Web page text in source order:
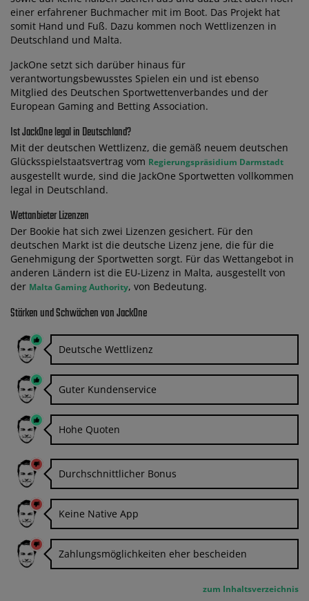
einer erfahrener Buchmacher mit im Boot. Das Projekt hat
somit Hand und Fuß. Dazu kommen noch Wettlizenzen in
Deutschland und Malta.
JackOne setzt sich darüber hinaus für
verantwortungsbewusstes Spielen ein und ist ebenso
Mitglied des Deutschen Sportwettenverbandes und der
European Gaming and Betting Association.
Ist JackOne legal in Deutschland?
Mit der deutschen Wettlizenz, die gemäß neuem deutschen
Glücksspielstaatsvertrag vom Regierungspräsidium Darmstadt
ausgestellt wurde, sind die JackOne Sportwetten vollkommen
legal in Deutschland.
Wettanbieter Lizenzen
Der Bookie hat sich zwei Lizenzen gesichert. Für den
deutschen Markt ist die deutsche Lizenz jene, die für die
Genehmigung der Sportwetten sorgt. Für das Wettangebot in
anderen Ländern ist die EU-Lizenz in Malta, ausgestellt von
der Malta Gaming Authority, von Bedeutung.
Stärken und Schwächen von JackOne
Deutsche Wettlizenz
Guter Kundenservice
Hohe Quoten
Durchschnittlicher Bonus
Keine Native App
Zahlungsmöglichkeiten eher bescheiden
zum Inhaltsverzeichnis